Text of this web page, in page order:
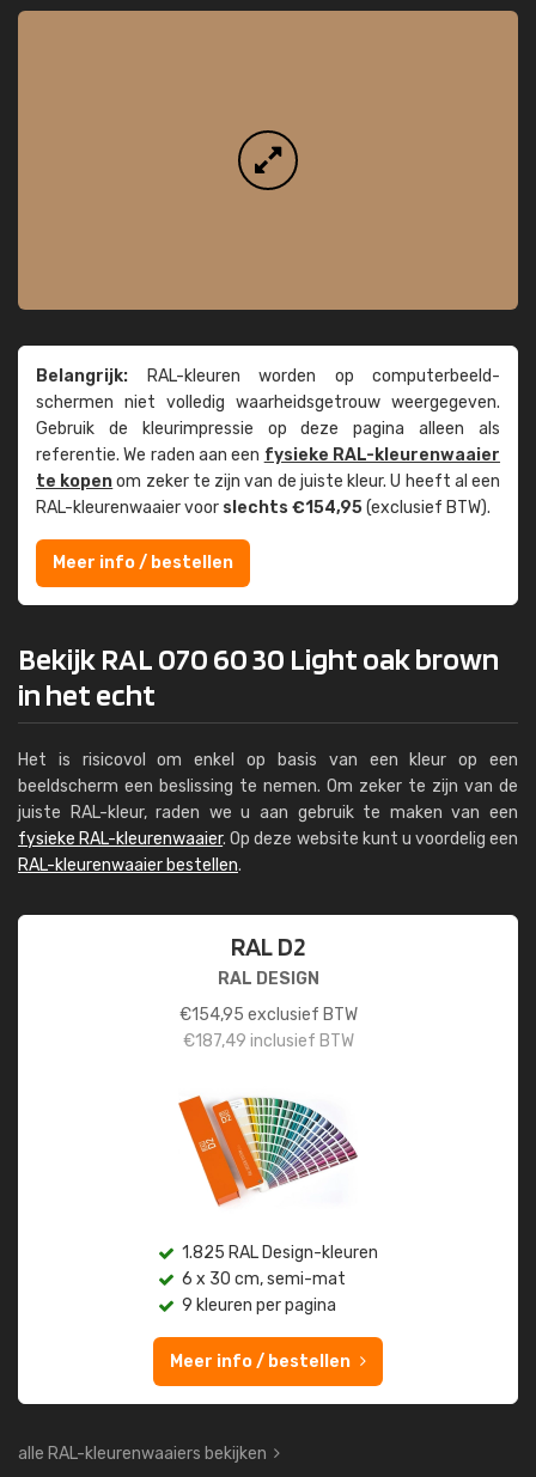
Belangrijk: RAL-kleuren worden op computer­beeld­
schermen niet volledig waarheids­­getrouw weer­gegeven.
Gebruik de kleur­impressie op deze pagina alleen als
referentie. We raden aan een fysieke RAL-kleuren­waaier
te kopenom zeker te zijn van de juiste kleur. U heeft al een
RAL-kleuren­waaier voor slechts €154,95(exclusief BTW).
Meer info / bestellen
Bekijk RAL 070 60 30 Light oak brown
in het echt
Het is risicovol om enkel op basis van een kleur op een
beeldscherm een beslissing te nemen. Om zeker te zijn van de
juiste RAL-kleur, raden we u aan gebruik te maken van een
fysieke RAL-kleurenwaaier. Op deze website kunt u voordelig een
RAL-kleurenwaaier bestellen.
RAL D2
RAL DESIGN
€154,95 exclusief BTW
€187,49 inclusief BTW
1.825 RAL Design-kleuren
6 x 30 cm, semi-mat
9 kleuren per pagina
Meer info / bestellen
alle RAL-kleurenwaaiers bekijken